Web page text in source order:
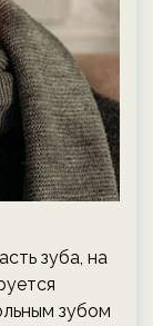
зуба, на
зубом